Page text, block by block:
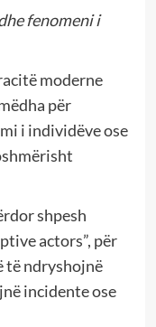
fenomeni i
moderne
për
i individëve ose
shpesh
actors”, për
të ndryshojnë
incidente ose